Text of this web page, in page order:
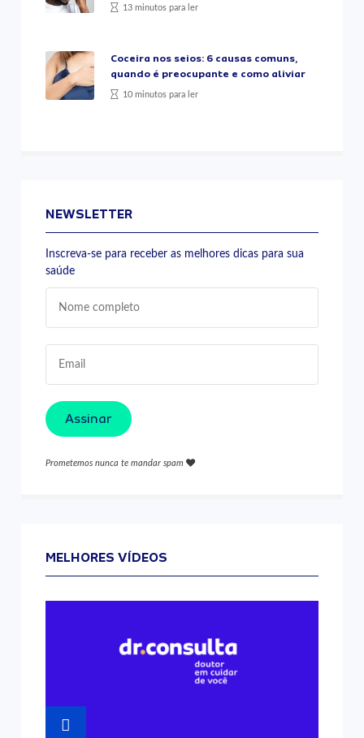
13 minutos para ler
Coceira nos seios: 6 causas comuns,
quando é preocupante e como aliviar
10 minutos para ler
NEWSLETTER
Inscreva-se para receber as melhores dicas para sua
saúde
Assinar
Prometemos nunca te mandar spam
MELHORES VÍDEOS